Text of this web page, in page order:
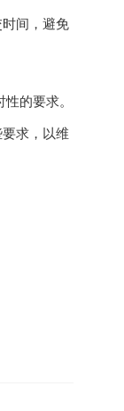
间，避免
的要求。
求，以维